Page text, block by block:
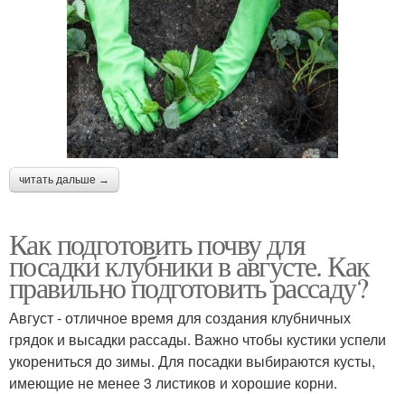
читать дальше →
Как подготовить почву для
посадки клубники в августе. Как
правильно подготовить рассаду?
Август - отличное время для создания клубничных
грядок и высадки рассады. Важно чтобы кустики успели
укорениться до зимы. Для посадки выбираются кусты,
имеющие не менее 3 листиков и хорошие корни.